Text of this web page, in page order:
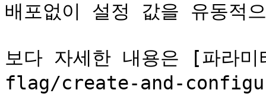
배포없이 설정 값을 유동적
보다 자세한 내용은 [파
flag/create-and-